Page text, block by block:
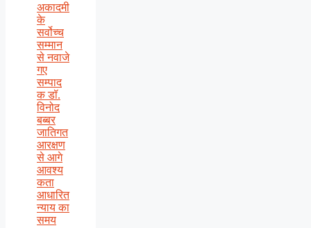
अकादमी
के
सर्वोच्च
सम्मान
से नवाजे
गए
सम्पाद
क डॉ.
विनोद
बब्बर
जातिगत
आरक्षण
से आगे
आवश्य
कता
आधारित
न्याय का
समय